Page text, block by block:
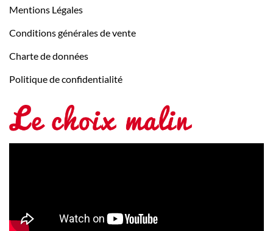
Mentions Légales
Conditions générales de vente
Charte de données
Politique de confidentialité